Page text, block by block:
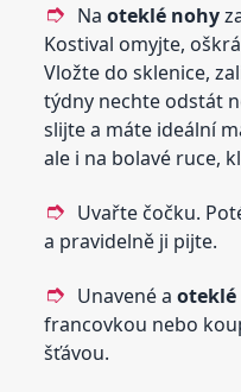
Naoteklé nohy
Kostival omyjte,
Vložte do sklenice,
týdny nechte odstát
slijte a máte ideální
ale i na bolavé ruce,
Uvařte čočku.
a pravidelně ji pijte.
Unavené aoteklé
francovkou nebo
šťávou.